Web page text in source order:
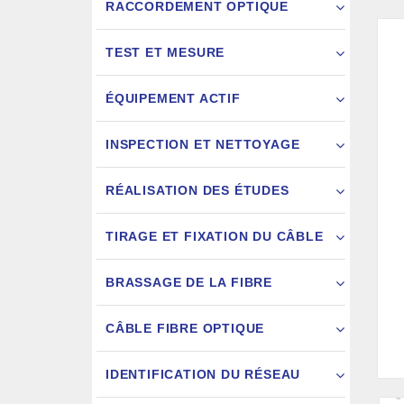
RACCORDEMENT OPTIQUE
TEST ET MESURE
ÉQUIPEMENT ACTIF
INSPECTION ET NETTOYAGE
RÉALISATION DES ÉTUDES
TIRAGE ET FIXATION DU CÂBLE
BRASSAGE DE LA FIBRE
CÂBLE FIBRE OPTIQUE
IDENTIFICATION DU RÉSEAU